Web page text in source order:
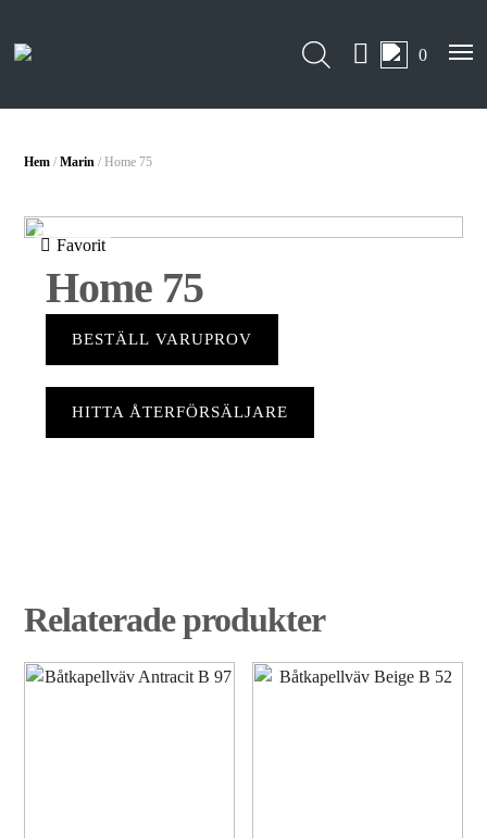
0
Hem /Marin / Home 75
Favorit
Home 75
BESTÄLL VARUPROV
HITTA ÅTERFÖRSÄLJARE
Relaterade produkter